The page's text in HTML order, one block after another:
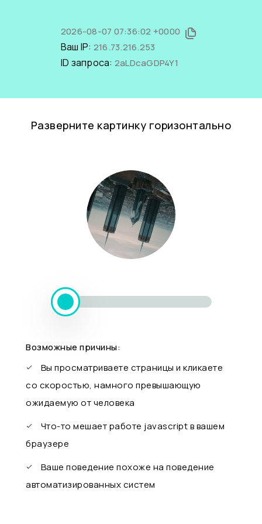
2026-08-07 07:36:02 +0000
Ваш IP: 216.73.216.253
ID запроса: 2aLDcaGDP4Y1
Разверните картинку горизонтально
Возможные причины:
Вы просматриваете страницы и кликаете
со скоростью, намного превышающую
ожидаемую от человека
Что-то мешает работе javascript в вашем
браузере
Ваше поведение похоже на поведение
автоматизированных систем